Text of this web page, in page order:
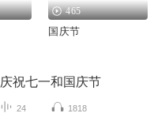
465
国庆节
庆祝七一和国庆节
24 1818